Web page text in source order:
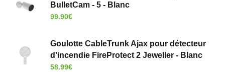
BulletCam - 5 - Blanc
99.90€
Goulotte CableTrunk Ajax pour détecteur
d'incendie FireProtect 2 Jeweller - Blanc
58.99€